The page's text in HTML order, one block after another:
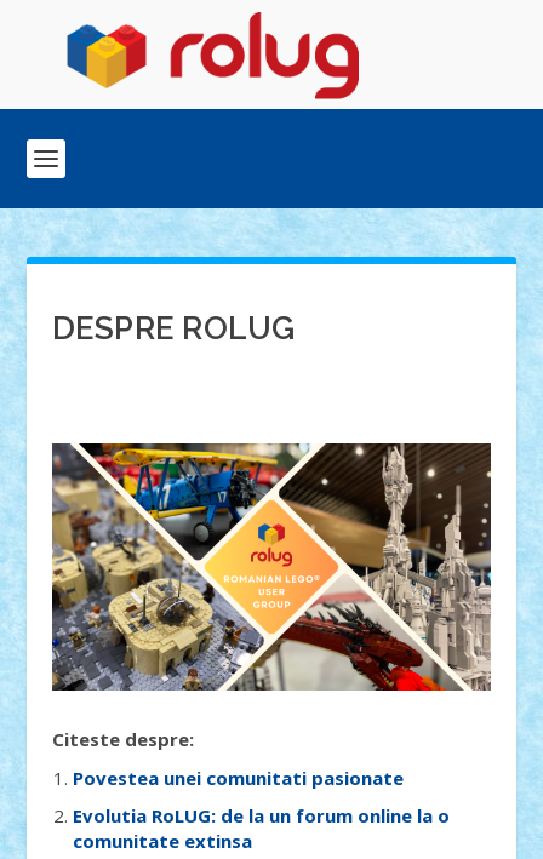
DESPRE ROLUG
Citeste despre:
Povestea unei comunitati pasionate
Evolutia RoLUG: de la un forum online la o
comunitate extinsa